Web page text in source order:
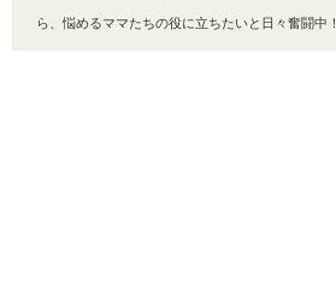
ら、悩めるママたちの役に立ちたいと日々奮闘中！